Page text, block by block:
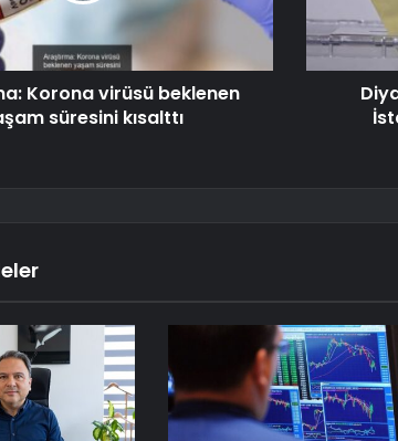
Korona virüsü beklenen
süresini kısalttı